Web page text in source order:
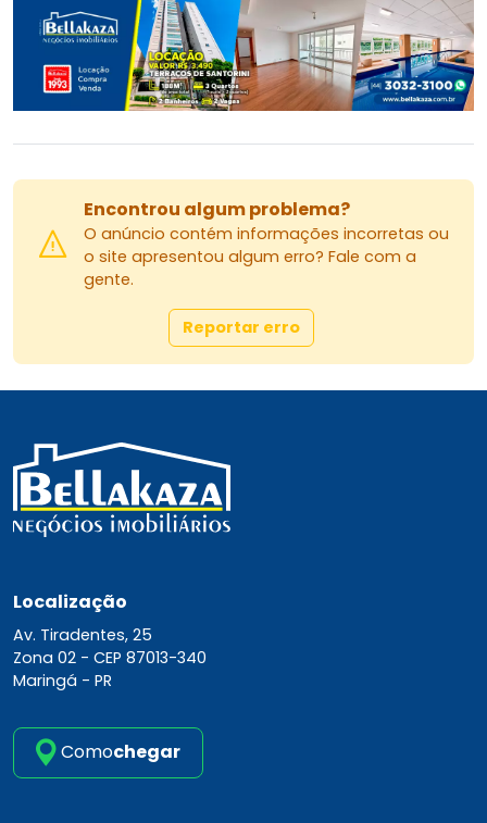
Seguro Fiança pelas seguradoras: Porto Seguro,
Too Seguros, Potencial Seguros, Tokio Marine,
Yelum Seguradora ou Credaluga.
Valor de locação referente ao pagamento
WhatsApp disponível!
Encontrou algum problema?
O anúncio contém informações incorretas ou
o site apresentou algum erro? Fale com a
gente.
Reportar erro
Localização
Av. Tiradentes, 25
Zona 02 - CEP 87013-340
Maringá - PR
Comochegar